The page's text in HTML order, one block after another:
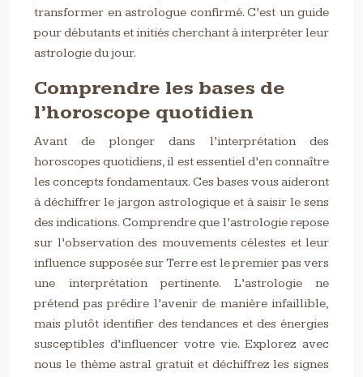
transformer en astrologue confirmé. C’est un guide
pour débutants et initiés cherchant à interpréter leur
astrologie du jour.
Comprendre les bases de
l’horoscope quotidien
Avant de plonger dans l’interprétation des
horoscopes quotidiens, il est essentiel d’en connaître
les concepts fondamentaux. Ces bases vous aideront
à déchiffrer le jargon astrologique et à saisir le sens
des indications. Comprendre que l’astrologie repose
sur l’observation des mouvements célestes et leur
influence supposée sur Terre est le premier pas vers
une interprétation pertinente. L’astrologie ne
prétend pas prédire l’avenir de manière infaillible,
mais plutôt identifier des tendances et des énergies
susceptibles d’influencer votre vie. Explorez avec
nous le thème astral gratuit et déchiffrez les signes